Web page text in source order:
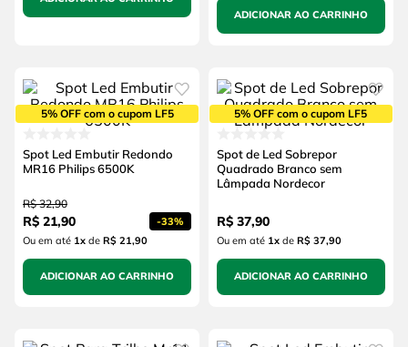
ADICIONAR AO CARRINHO
5% OFF com o cupom LF5
Spot Led Embutir Redondo
MR16 Philips 6500K
R$ 32,90
R$ 21,90 -33%
Ou em até 1xde R$ 21,90
ADICIONAR AO CARRINHO
5% OFF com o cupom LF5
Spot de Led Sobrepor
Quadrado Branco sem
Lâmpada Nordecor
R$ 37,90
Ou em até 1xde R$ 37,90
ADICIONAR AO CARRINHO